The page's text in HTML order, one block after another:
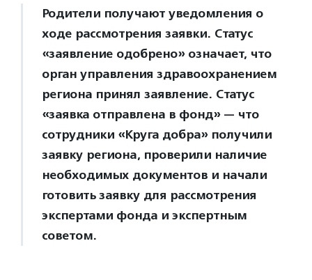
Родители получают уведомления о
ходе рассмотрения заявки. Статус
«заявление одобрено» означает, что
орган управления здравоохранением
региона принял заявление. Статус
«заявка отправлена в фонд» — что
сотрудники «Круга добра» получили
заявку региона, проверили наличие
необходимых документов и начали
готовить заявку для рассмотрения
экспертами фонда и экспертным
советом.